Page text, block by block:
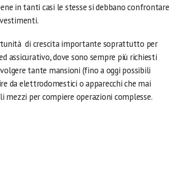
in tanti casi le stesse si debbano confrontare
di crescita importante soprattutto per
assicurativo, dove sono sempre più richiesti
tante mansioni (fino a oggi possibili
da elettrodomestici o apparecchi che mai
per compiere operazioni complesse.